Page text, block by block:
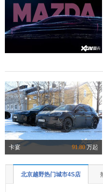
卡宴 91.80万起
北京越野热门城市4S店